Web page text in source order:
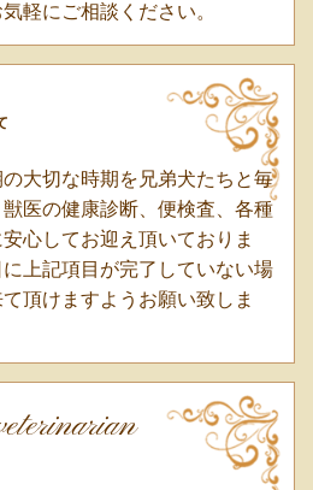
軽にご相談ください。
大切な時期を兄弟犬たちと毎
医の健康診断、便検査、各種
心してお迎え頂いておりま
上記項目が完了していない場
頂けますようお願い致しま